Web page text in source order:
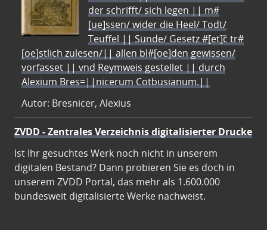
der schrifft/ sich legen || m#
[ue]ssen/ wider die Heel/ Todt/
Teuffel || Sünde/ Gesetz #[et]c̃ tr#
[oe]stlich zulesen/|| allen bl#[oe]den gewissen/
vorfasset || vnd Reymweis gestellet || durch
Alexium Bres=||nicerum Cotbusianum.||
Autor: Bresnicer, Alexius
ZVDD - Zentrales Verzeichnis digitalisierter Drucke
Ist Ihr gesuchtes Werk noch nicht in unserem
digitalen Bestand? Dann probieren Sie es doch in
unserem ZVDD Portal, das mehr als 1.600.000
bundesweit digitalisierte Werke nachweist.